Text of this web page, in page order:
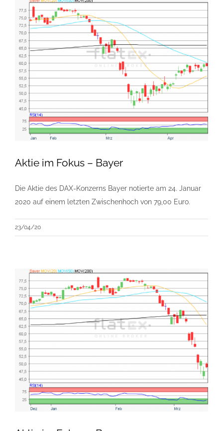
Aktie im Fokus – Bayer
Die Aktie des DAX-Konzerns Bayer notierte am 24. Januar
2020 auf einem letzten Zwischenhoch von 79,00 Euro.
23/04/20